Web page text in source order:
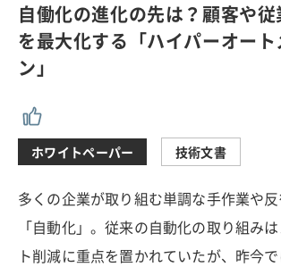
自働化の進化の先は？顧客や
を最大化する「ハイパーオート
ン」
ホワイトペーパー 技術文書
多くの企業が取り組む単調な手作業や
「自動化」。従来の自動化の取り組み
ト削減に重点を置かれていたが、昨今